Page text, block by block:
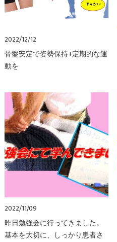
2022/12/12
骨盤安定で姿勢保持+定期的な運
動を
2022/11/09
昨日勉強会に行ってきました。
基本を大切に、しっかり患者さ